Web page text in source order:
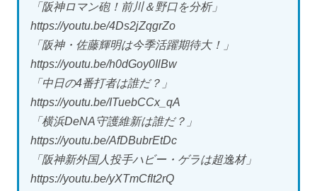
「阪神ロマン砲！前川＆野口を分析」
https://youtu.be/4Ds2jZqgrZo
「阪神・佐藤輝明は今季活躍期待大！」
https://youtu.be/h0dGoy0IlBw
「中日の4番打者は誰だ？」
https://youtu.be/ITuebCCx_qA
「横浜DeNA守護維新は誰だ？」
https://youtu.be/AfDBubrEtDc
「阪神新外国人投手ハビー・ゲラは超逸材」
https://youtu.be/yXTmCfIt2rQ